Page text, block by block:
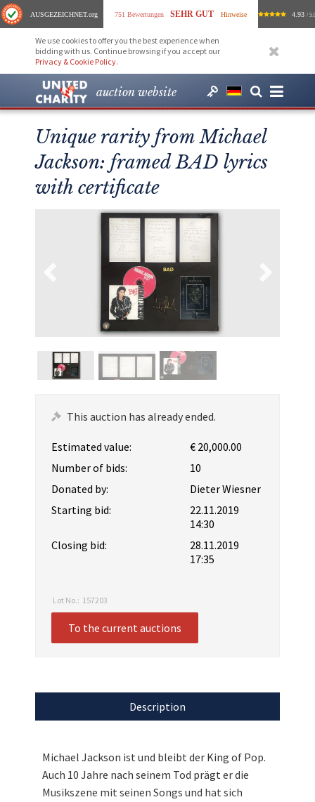
AUSGEZEICHNET.org 751 Bewertungen SEHR GUT Hinweise 4.93 /
We use cookies to offer you the best experience when
bidding with us. Continue browsing if you accept our
Privacy & Cookie Policy.
auction website
Unique rarity from Michael
Jackson: framed BAD lyrics
with certificate
This auction has already ended.
Estimated value:
€ 20,000.00
Number of bids:
10
Donated by:
Dieter Wiesner
Starting bid:
22.11.2019
14:30
Closing bid:
28.11.2019
17:35
Lot No.: 157203
To the current auctions
Description
Michael Jackson ist und bleibt der King of Pop.
Auch 10 Jahre nach seinem Tod prägt er die
Musikszene mit seinen Songs und hat sich